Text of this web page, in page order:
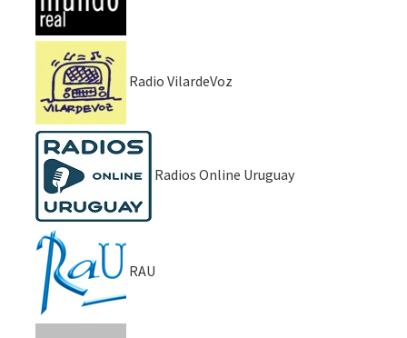
Radio VilardeVoz
Radios Online Uruguay
RAU